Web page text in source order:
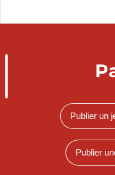
Publier un
Publier